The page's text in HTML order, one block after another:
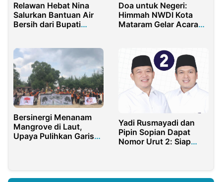
Relawan Hebat Nina
Salurkan Bantuan Air
Bersih dari Bupati
Doa untuk Negeri:
Himmah NWDI Kota
Mataram Gelar Acara
Bersinergi Menanam
Mangrove di Laut,
Upaya Pulihkan Garis
Yadi Rusmayadi dan
Pipin Sopian Dapat
Nomor Urut 2: Siap